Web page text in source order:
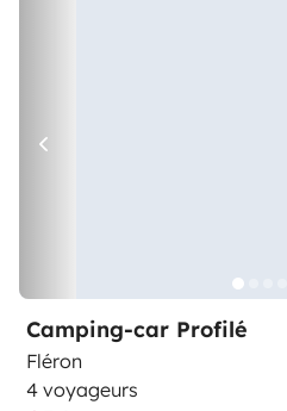
Camping-car Profilé
Fléron
4 voyageurs